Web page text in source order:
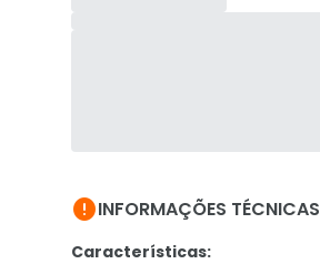
INFORMAÇÕES TÉCNICAS
Características: